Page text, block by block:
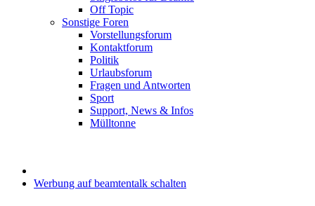
Off Topic
Sonstige Foren
Vorstellungsforum
Kontaktforum
Politik
Urlaubsforum
Fragen und Antworten
Sport
Support, News & Infos
Mülltonne
Werbung auf beamtentalk schalten